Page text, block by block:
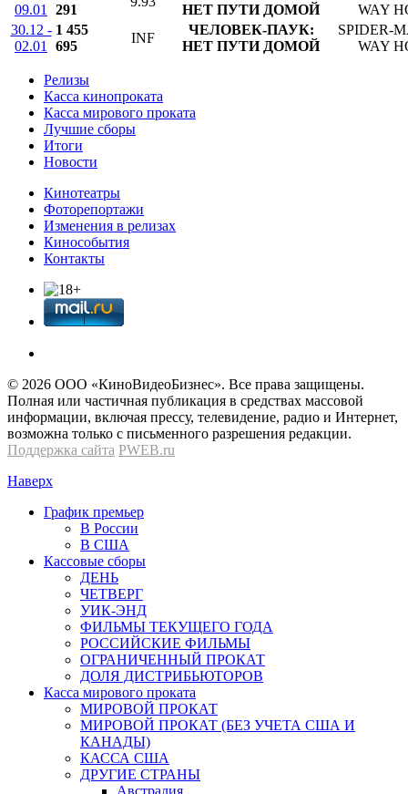
09.01
291
НЕТ ПУТИ ДОМОЙ
WAY
30.12 -
02.01
1 455
695
INF
ЧЕЛОВЕК-ПАУК:
НЕТ ПУТИ ДОМОЙ
SPIDER-
WAY
Релизы
Касса кинопроката
Касса мирового проката
Лучшие сборы
Итоги
Новости
Кинотеатры
Фоторепортажи
Изменения в релизах
Кинособытия
Контакты
© 2026 OOО «КиноВидеоБизнес». Все права защищены.
Полная или частичная публикация в средствах массовой
информации, включая прессу, телевидение, радио и Интернет,
возможна только с письменного разрешения редакции.
Поддержка сайта PWEB.ru
Наверх
График премьер
В России
В США
Кассовые сборы
ДЕНЬ
ЧЕТВЕРГ
УИК-ЭНД
ФИЛЬМЫ ТЕКУЩЕГО ГОДА
РОССИЙСКИЕ ФИЛЬМЫ
ОГРАНИЧЕННЫЙ ПРОКАТ
ДОЛЯ ДИСТРИБЬЮТОРОВ
Касса мирового проката
МИРОВОЙ ПРОКАТ
МИРОВОЙ ПРОКАТ (БЕЗ УЧЕТА США И
КАНАДЫ)
КАССА США
ДРУГИЕ СТРАНЫ